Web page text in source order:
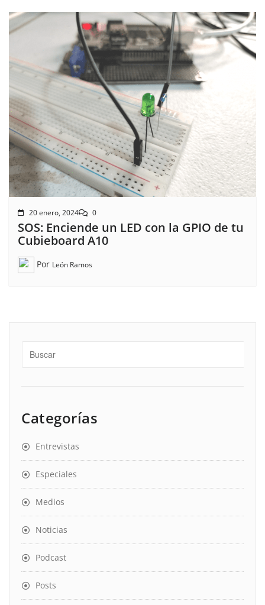
20 enero, 2024 0
SOS: Enciende un LED con la GPIO de tu
Cubieboard A10
Por León Ramos
Categorías
Entrevistas
Especiales
Medios
Noticias
Podcast
Posts